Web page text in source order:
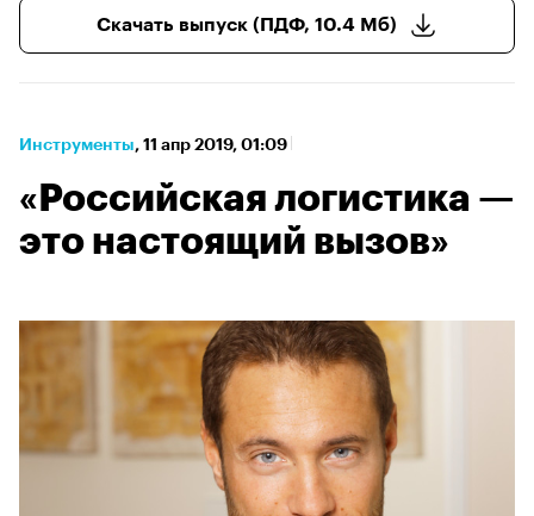
Скачать выпуск (ПДФ, 10.4 Мб)
Инструменты⁠, 11 апр 2019, 01:09
«Российская логистика —
это настоящий вызов»